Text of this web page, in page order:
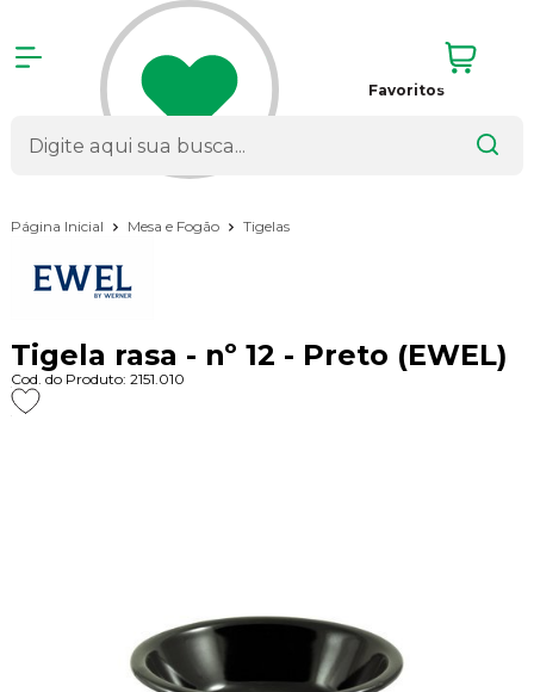
Favoritos
Página Inicial Mesa e Fogão Tigelas
Tigela rasa - nº 12 - Preto (EWEL)
Cod. do Produto: 2151.010